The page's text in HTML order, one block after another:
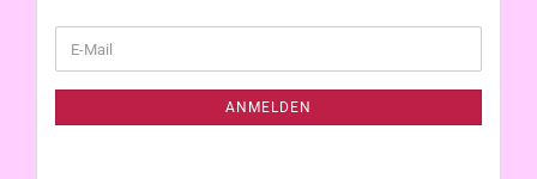
ZUR
E-
Mail
ANMELDEN